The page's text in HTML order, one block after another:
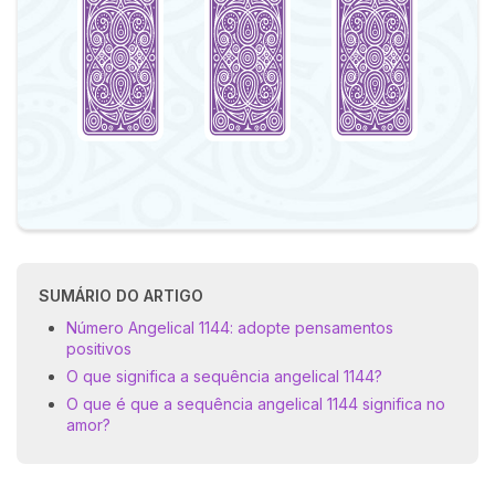
SUMÁRIO DO ARTIGO
Número Angelical 1144: adopte pensamentos
positivos
O que significa a sequência angelical 1144?
O que é que a sequência angelical 1144 significa no
amor?